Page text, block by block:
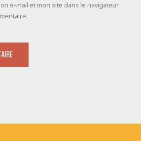
e-mail et mon site dans le navigateur